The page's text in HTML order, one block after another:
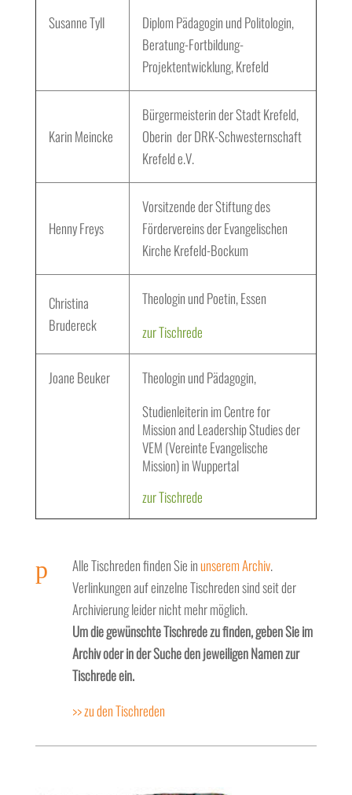
Susanne Tyll
Diplom Pädagogin und Politologin,
Beratung-Fortbildung-
Projektentwicklung, Krefeld
Karin Meincke
Bürgermeisterin der Stadt Krefeld,
Oberin der DRK-Schwesternschaft
Krefeld e.V.
Henny Freys
Vorsitzende der Stiftung des
Fördervereins der Evangelischen
Kirche Krefeld-Bockum
Christina
Brudereck
Theologin und Poetin, Essen
zur Tischrede
Joane Beuker
Theologin und Pädagogin,
Studienleiterin im Centre for
Mission and Leadership Studies der
VEM (Vereinte Evangelische
Mission) in Wuppertal
zur Tischrede
p Alle Tischreden finden Sie inunserem Archiv.
Verlinkungen auf einzelne Tischreden sind seit der
Archivierung leider nicht mehr möglich.
Um die gewünschte Tischrede zu finden, geben Sie im
Archiv oder in der Suche den jeweiligen Namen zur
Tischrede ein.
>> zu den Tischreden